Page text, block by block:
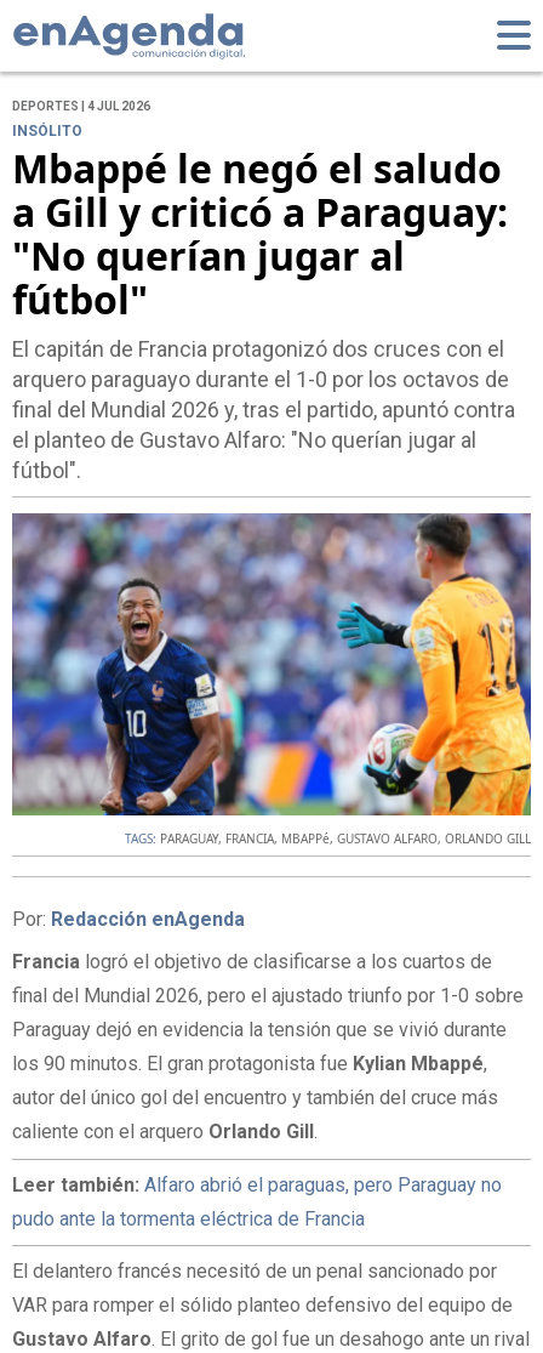
DEPORTES | 4 JUL 2026
INSÓLITO
Mbappé le negó el saludo
a Gill y criticó a Paraguay:
"No querían jugar al
fútbol"
El capitán de Francia protagonizó dos cruces con el
arquero paraguayo durante el 1-0 por los octavos de
final del Mundial 2026 y, tras el partido, apuntó contra
el planteo de Gustavo Alfaro: "No querían jugar al
fútbol".
TAGS: PARAGUAY, FRANCIA, MBAPPé, GUSTAVO ALFARO, ORLANDO GILL
Por: Redacción enAgenda
Francia logró el objetivo de clasificarse a los cuartos de
final del Mundial 2026, pero el ajustado triunfo por 1-0 sobre
Paraguay dejó en evidencia la tensión que se vivió durante
los 90 minutos. El gran protagonista fue Kylian Mbappé,
autor del único gol del encuentro y también del cruce más
caliente con el arquero Orlando Gill .
Leer también: Alfaro abrió el paraguas, pero Paraguay no
pudo ante la tormenta eléctrica de Francia
El delantero francés necesitó de un penal sancionado por
VAR para romper el sólido planteo defensivo del equipo de
Gustavo Alfaro. El grito de gol fue un desahogo ante un rival